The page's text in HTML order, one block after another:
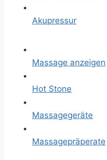
Akupressur
Massage anzeigen
Hot Stone
Massagegeräte
Massagepräperate